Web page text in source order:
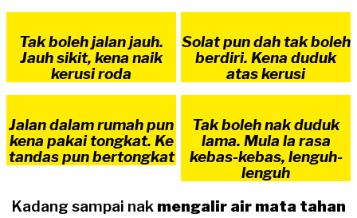
Tak boleh jalan jauh.
Jauh sikit, kena naik
kerusi roda
Solat pun dah tak boleh
berdiri. Kena duduk
atas kerusi
Jalan dalam rumah pun
kena pakai tongkat. Ke
tandas pun bertongkat
Tak boleh nak duduk
lama. Mula la rasa
kebas-kebas, lenguh-
lenguh
Kadang sampai nak mengalir air mata tahan